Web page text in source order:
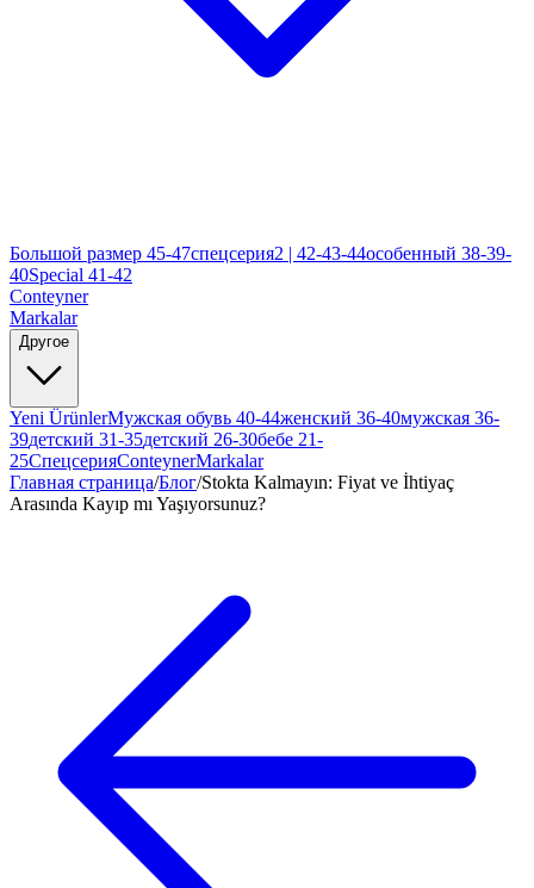
Большой размер 45-47спецсерия2 | 42-43-44особенный 38-39-
40Special 41-42
Conteyner
Markalar
Другое
Yeni ÜrünlerМужская обувь 40-44женский 36-40мужская 36-
39детский 31-35детский 26-30бебе 21-
25СпецсерияConteynerMarkalar
Главная страница/Блог/Stokta Kalmayın: Fiyat ve İhtiyaç
Arasında Kayıp mı Yaşıyorsunuz?